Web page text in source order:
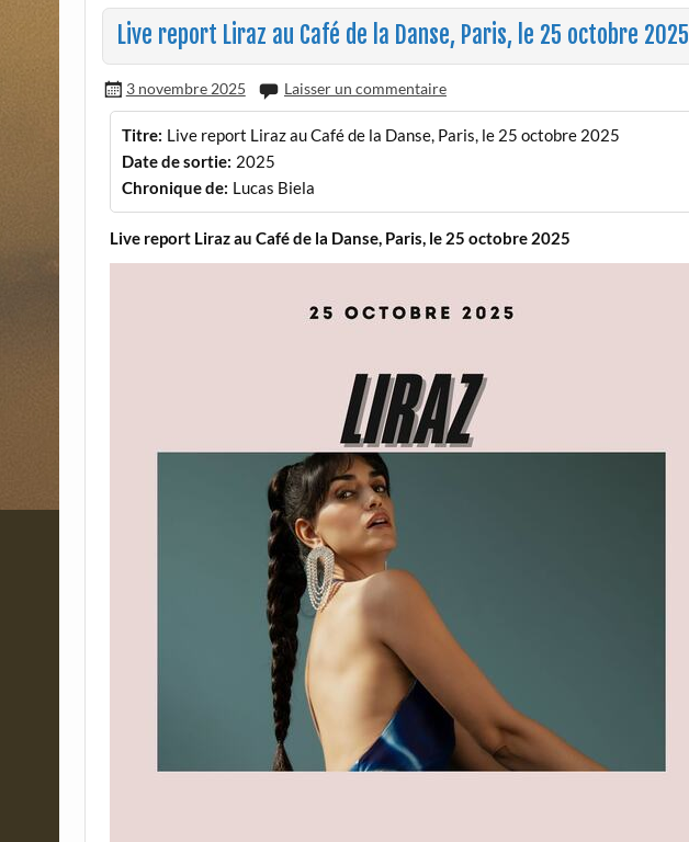
Live report Liraz au Café de la Danse, Paris, le 25 octobre 2025
3 novembre 2025 Laisser un commentaire
Titre: Live report Liraz au Café de la Danse, Paris, le 25 octobre 2025
Date de sortie: 2025
Chronique de: Lucas Biela
Live report Liraz au Café de la Danse, Paris, le 25 octobre 2025